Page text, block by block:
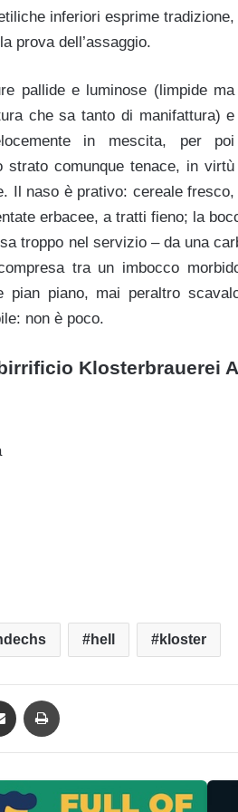
inferiori esprime tradizione,
prova dell’assaggio.
pallide e luminose (limpide ma
che sa tanto di manifattura) e
in mescita, per poi
strato comunque tenace, in virtù
Il naso è prativo: cereale fresco,
erbacee, a tratti fieno; la
troppo nel servizio – da una
tra un imbocco
pian piano, mai peraltro
non è poco.
Klosterbrauerei
hell kloster
Condividi via mail